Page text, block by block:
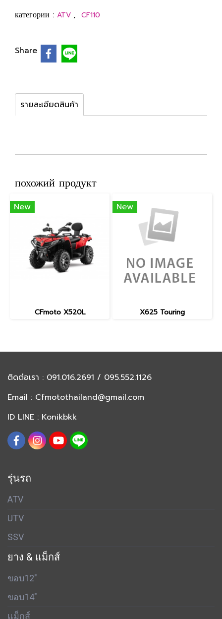
категории : ATV , CF110
Share
รายละเอียดสินค้า
похожий продукт
New
CFmoto X520L
New
X625 Touring
ติดต่อเรา : 091.016.2691 / 095.552.1126
Email : Cfmotothailand@gmail.com
ID LINE : Konikbkk
รุ่นรถ
ATV
UTV
SSV
ยาง & แม็กส์
ขอบ12"
ขอบ14"
แม็กส์